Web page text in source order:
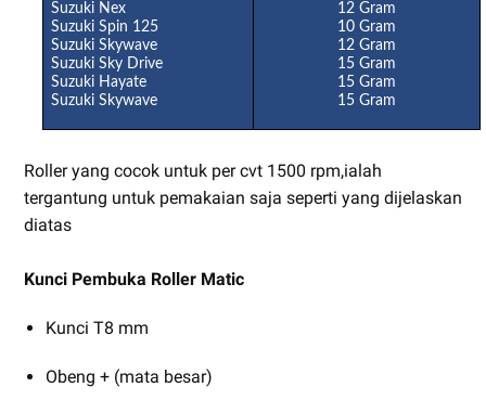
Suzuki Nex
Suzuki Spin 125
Suzuki Skywave
Suzuki Sky Drive
Suzuki Hayate
Suzuki Skywave
12 Gram
10 Gram
12 Gram
15 Gram
15 Gram
15 Gram
Roller yang cocok untuk per cvt 1500 rpm,ialah
tergantung untuk pemakaian saja seperti yang dijelaskan
diatas
Kunci Pembuka Roller Matic
Kunci T8 mm
Obeng + (mata besar)